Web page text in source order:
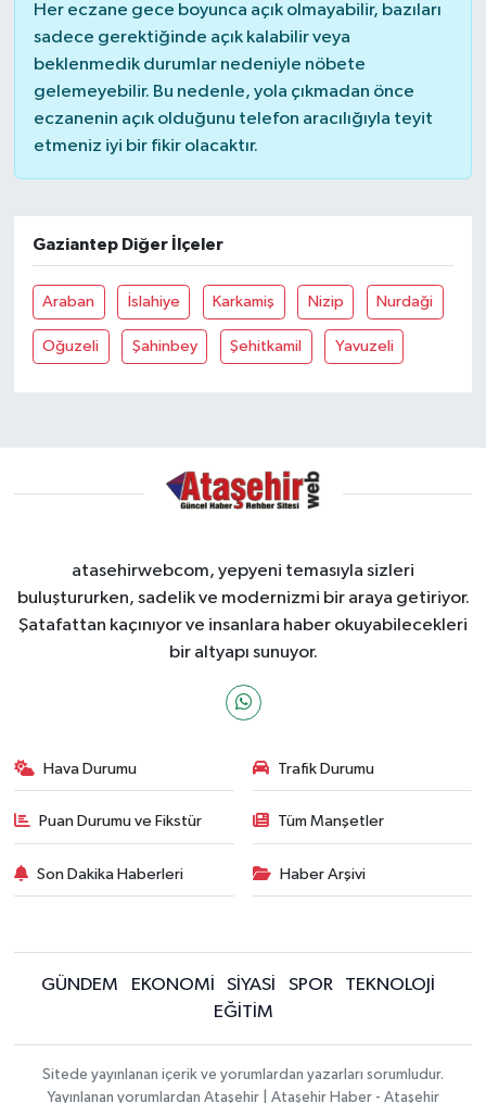
Her eczane gece boyunca açık olmayabilir, bazıları
sadece gerektiğinde açık kalabilir veya
beklenmedik durumlar nedeniyle nöbete
gelemeyebilir. Bu nedenle, yola çıkmadan önce
eczanenin açık olduğunu telefon aracılığıyla teyit
etmeniz iyi bir fikir olacaktır.
Gaziantep Diğer İlçeler
Araban İslahiye Karkamiş Nizip Nurdaği
Oğuzeli Şahinbey Şehitkamil Yavuzeli
atasehirwebcom, yepyeni temasıyla sizleri
buluştururken, sadelik ve modernizmi bir araya getiriyor.
Şatafattan kaçınıyor ve insanlara haber okuyabilecekleri
bir altyapı sunuyor.
Hava Durumu Trafik Durumu
Puan Durumu ve Fikstür Tüm Manşetler
Son Dakika Haberleri Haber Arşivi
GÜNDEM EKONOMİ SİYASİ SPOR
TEKNOLOJİ
EĞİTİM
Sitede yayınlanan içerik ve yorumlardan yazarları sorumludur.
Yayınlanan yorumlardan Ataşehir | Ataşehir Haber - Ataşehir